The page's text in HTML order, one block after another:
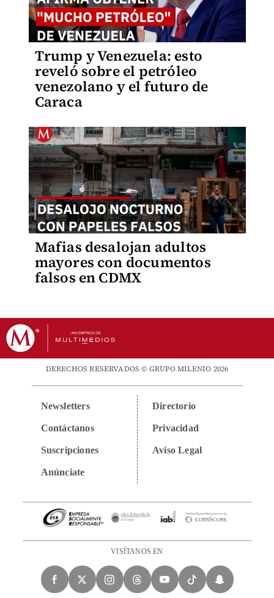
Trump y Venezuela: esto
reveló sobre el petróleo
venezolano y el futuro de
Caraca
Mafias desalojan adultos
mayores con documentos
falsos en CDMX
DERECHOS RESERVADOS © GRUPO MILENIO 2026
Newsletters
Contáctanos
Suscripciones
Anúnciate
Directorio
Privacidad
Aviso Legal
VISÍTANOS EN